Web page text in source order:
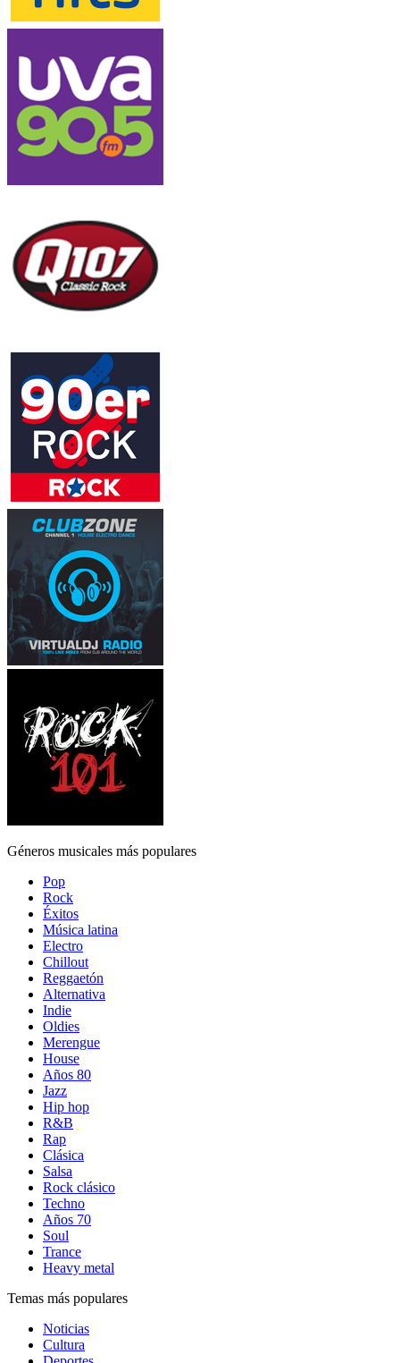
Géneros musicales más populares
Pop
Rock
Éxitos
Música latina
Electro
Chillout
Reggaetón
Alternativa
Indie
Oldies
Merengue
House
Años 80
Jazz
Hip hop
R&B
Rap
Clásica
Salsa
Rock clásico
Techno
Años 70
Soul
Trance
Heavy metal
Temas más populares
Noticias
Cultura